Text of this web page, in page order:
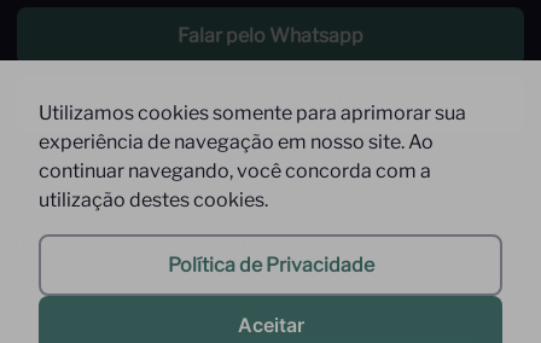
Utilizamos cookies somente para aprimorar sua
experiência de navegação em nosso site. Ao
continuar navegando, você concorda com a
utilização destes cookies.
Política de Privacidade
Aceitar
Falar pelo Whatsapp
Enviar um email
Atendimento de Segunda à Sexta,
das 09 às 17h
Whatsapp: (11) 9 9278-9369
faleconosco@interfood.com.br